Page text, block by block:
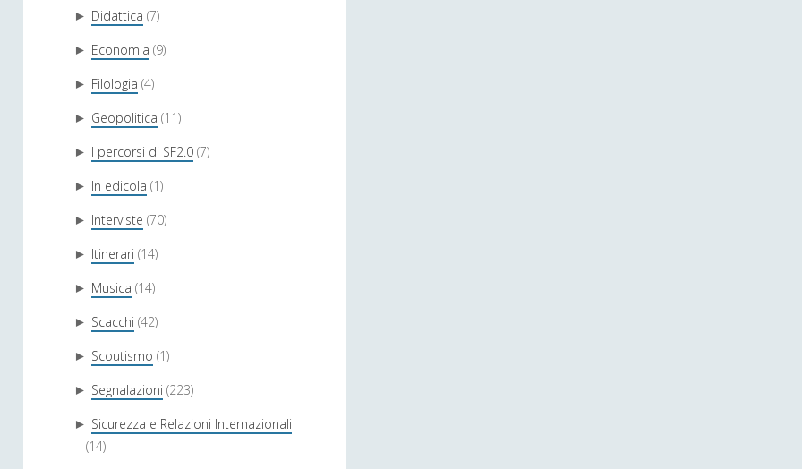
► Didattica (7)
► Economia (9)
► Filologia (4)
► Geopolitica (11)
► I percorsi di SF2.0 (7)
► In edicola (1)
► Interviste (70)
► Itinerari (14)
► Musica (14)
► Scacchi (42)
► Scoutismo (1)
► Segnalazioni (223)
► Sicurezza e Relazioni Internazionali
(14)